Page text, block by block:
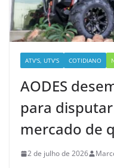
ATV'S, UTV'S COTIDIANO
AODES
para
mercado de
2 de julho de 2026